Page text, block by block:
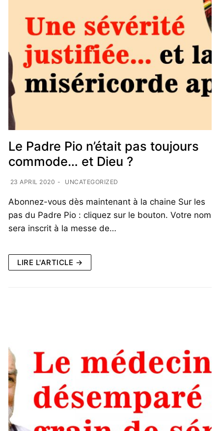
Le Padre Pio n’était pas toujours
commode… et Dieu ?
23 APRIL 2020 - UNCATEGORIZED
Abonnez-vous dès maintenant à la chaine Sur les
pas du Padre Pio : cliquez sur le bouton. Votre nom
sera inscrit à la messe de…
LIRE L'ARTICLE →